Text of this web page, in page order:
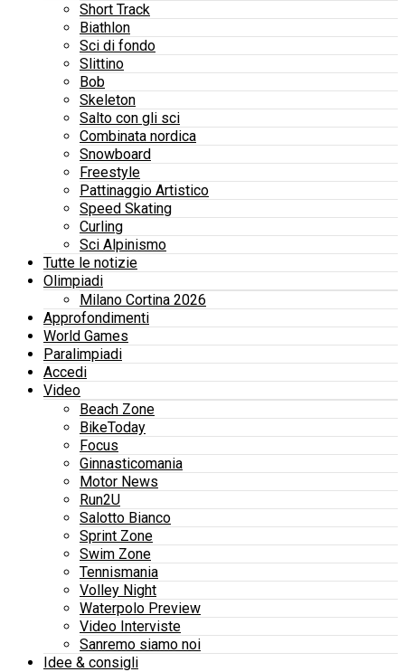
Short Track
Biathlon
Sci di fondo
Slittino
Bob
Skeleton
Salto con gli sci
Combinata nordica
Snowboard
Freestyle
Pattinaggio Artistico
Speed Skating
Curling
Sci Alpinismo
Tutte le notizie
Olimpiadi
Milano Cortina 2026
Approfondimenti
World Games
Paralimpiadi
Accedi
Video
Beach Zone
BikeToday
Focus
Ginnasticomania
Motor News
Run2U
Salotto Bianco
Sprint Zone
Swim Zone
Tennismania
Volley Night
Waterpolo Preview
Video Interviste
Sanremo siamo noi
Idee & consigli